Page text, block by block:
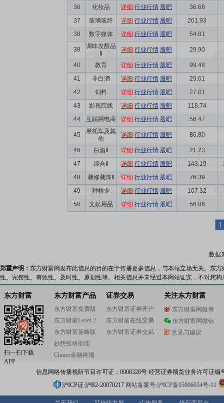
36
化妆品 详细 行业行情 股吧
36.68
37
玻璃玻纤 详细 行业行情 股吧
201.93
38
数字媒体 详细 行业行情 股吧 54.81
39
调味发酵品
详细 行业行情 股吧 29.90
40 教育 详细 行业行情 股吧
99.48
41
非白酒 详细 行业行情 股吧
29.61
42
饲料 详细 行业行情 股吧
27.01
43
影视院线 详细 行业行情 股吧
118.74
44
互联网电商 详细 行业行情 股吧 56.47
45
摩托车及其
他
详细 行业行情 股吧 86.80
46 白酒Ⅱ 详细 行业行情 股吧
21.23
47
综合Ⅱ 详细 行业行情 股吧 143.19
48
装修装饰Ⅱ 详细 行业行情 股吧
76.39
49
种植业 详细 行业行情 股吧
107.32
50
文娱用品 详细 行业行情 股吧 56.06
1
数据
郑重声明： 东方财富网发布此信息的目的在于传播更多信息，与本站立场无关。东
性、完整性、有效性、及时性、原创性等。相关信息并未经过本网站证实，不对您
东方财富
扫一扫下载
APP
东方财富产品
东方财富免费版
东方财富Level-2
东方财富策略版
妙想投研助理
Choice金融终端
证券交易
东方财富证券开户
东方财富在线交易
东方财富证券交易
关注东方财富
东方财富网微博
东方财富网微信
意见与建议
信息网络传播视听节目许可证：0908328号 经营证券期货业务许可证编
沪ICP证:沪B2-20070217 网站备案号:沪ICP备05006054号-11